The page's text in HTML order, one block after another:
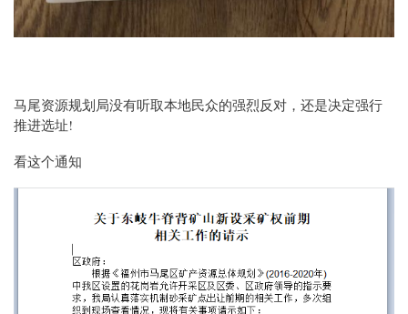
马尾资源规划局没有听取本地民众的强烈反对，还是决定强行
推进选址!
看这个通知